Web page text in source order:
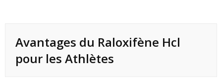
Avantages du Raloxifène Hcl
pour les Athlètes